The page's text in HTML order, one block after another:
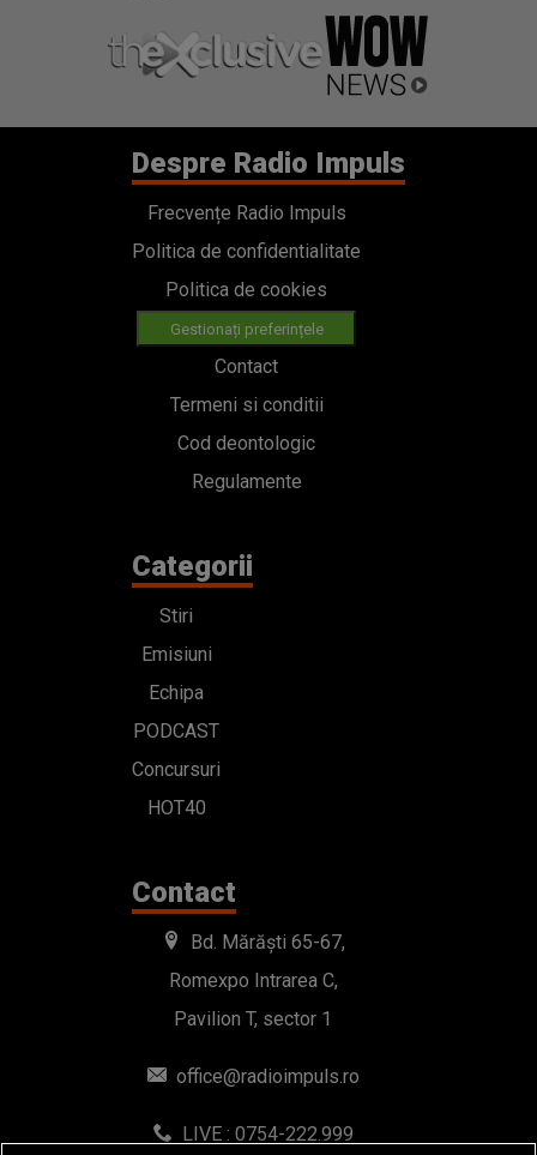
Despre Radio Impuls
Frecvențe Radio Impuls
Politica de confidentialitate
Politica de cookies
Gestionați preferințele
Contact
Termeni si conditii
Cod deontologic
Regulamente
Categorii
Stiri
Emisiuni
Echipa
PODCAST
Concursuri
HOT40
Contact
Bd. Mărăști 65-67,
Romexpo Intrarea C,
Pavilion T, sector 1
office@radioimpuls.ro
LIVE : 0754-222.999